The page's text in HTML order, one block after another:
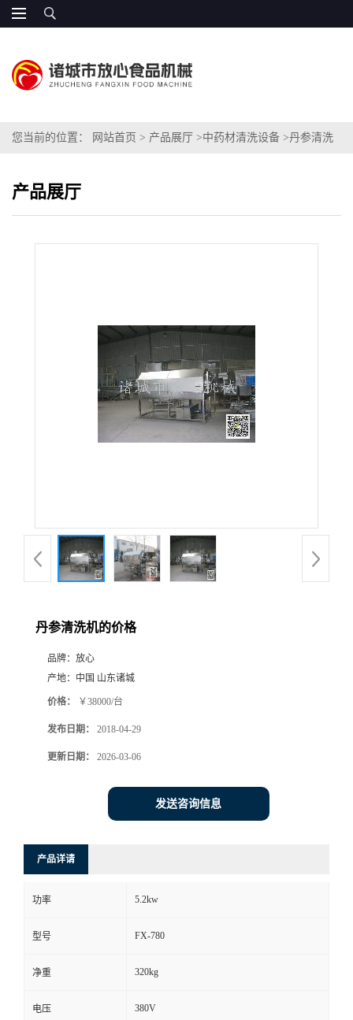
您当前的位置： 网站首页 > 产品展厅 >中药材清洗设备 >丹参清洗
产品展厅
丹参清洗机的价格
品牌： 放心
产地： 中国 山东诸城
价格： ￥38000/台
发布日期： 2018-04-29
更新日期： 2026-03-06
发送咨询信息
产品详请
功率 5.2kw
型号 FX-780
净重 320kg
电压 380V